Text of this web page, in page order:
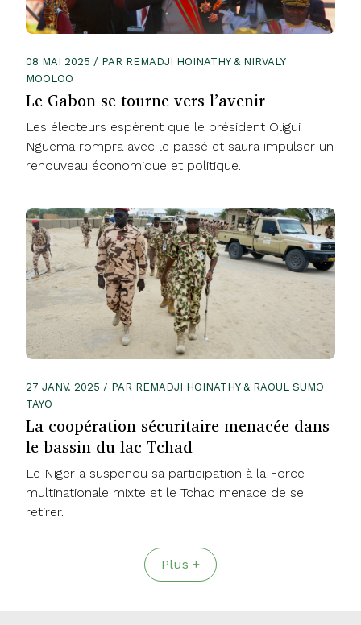
08 MAI 2025 / PAR REMADJI HOINATHY & NIRVALY
MOOLOO
Le Gabon se tourne vers l’avenir
Les électeurs espèrent que le président Oligui
Nguema rompra avec le passé et saura impulser un
renouveau économique et politique.
27 JANV. 2025 / PAR REMADJI HOINATHY & RAOUL SUMO
TAYO
La coopération sécuritaire menacée dans
le bassin du lac Tchad
Le Niger a suspendu sa participation à la Force
multinationale mixte et le Tchad menace de se
retirer.
Plus +